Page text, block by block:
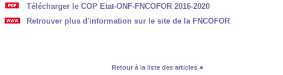
Télécharger le COP Etat-ONF-FNCOFOR 2016-2020
Retrouver plus d'information sur le site de la FNCOFOR
Retour à la liste des articles